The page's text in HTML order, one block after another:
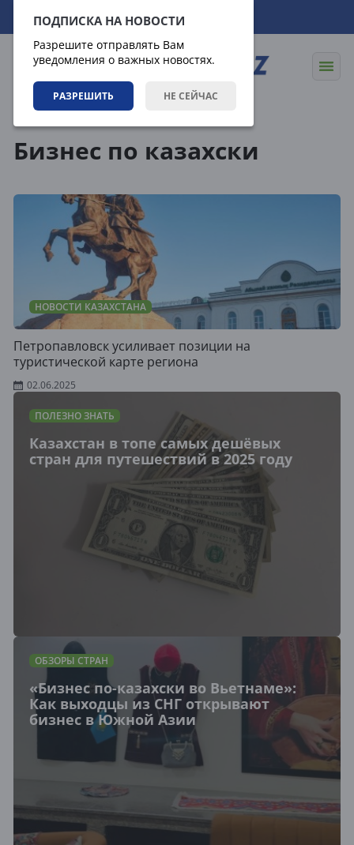
ПОДПИСКА НА НОВОСТИ
Разрешите отправлять Вам
уведомления о важных новостях.
РАЗРЕШИТЬ НЕ СЕЙЧАС
08.08.2026 10:28:40
Бизнес по казахски
НОВОСТИ КАЗАХСТАНА
Петропавловск усиливает позиции на
туристической карте региона
02.06.2025
ПОЛЕЗНО ЗНАТЬ
Казахстан в топе самых дешёвых
стран для путешествий в 2025 году
ОБЗОРЫ СТРАН
«Бизнес по-казахски во Вьетнаме»:
Как выходцы из СНГ открывают
бизнес в Южной Азии